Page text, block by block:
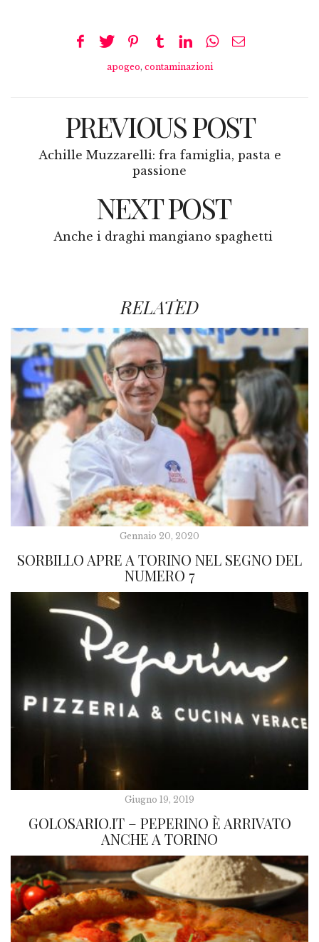
apogeo, contaminazioni
PREVIOUS POST
Achille Muzzarelli: fra famiglia, pasta e
passione
NEXT POST
Anche i draghi mangiano spaghetti
RELATED
Gennaio 20, 2020
SORBILLO APRE A TORINO NEL SEGNO DEL
NUMERO 7
Giugno 19, 2019
GOLOSARIO.IT – PEPERINO È ARRIVATO
ANCHE A TORINO